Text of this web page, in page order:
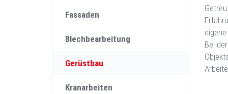
Fassaden
Blechbearbeitung
Gerüstbau
Kranarbeiten
Bei